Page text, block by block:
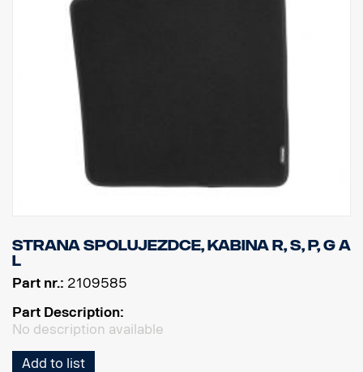
Strana spolujezdce, kabina R, S, P, G a
L
Part nr.: 2109585
Part Description:
No description available
Add to list